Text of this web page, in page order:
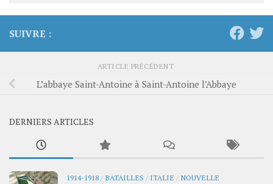
SUIVRE :
ARTICLE PRÉCÉDENT
L’abbaye Saint-Antoine à Saint-Antoine l’Abbaye
DERNIERS ARTICLES
1914-1918 / BATAILLES / ITALIE / NOUVELLE